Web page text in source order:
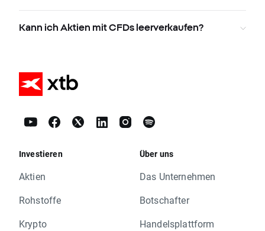
Kann ich Aktien mit CFDs leerverkaufen?
Investieren
Aktien
Rohstoffe
Krypto
Über uns
Das Unternehmen
Botschafter
Handelsplattform